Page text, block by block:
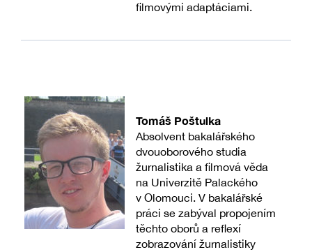
filmovými adaptáciami.
Tomáš Poštulka
Absolvent bakalářského
dvouoborového studia
žurnalistika a filmová věda
na Univerzitě Palackého
v Olomouci. V bakalářské
práci se zabýval propojením
těchto oborů a reflexí
zobrazování žurnalistiky